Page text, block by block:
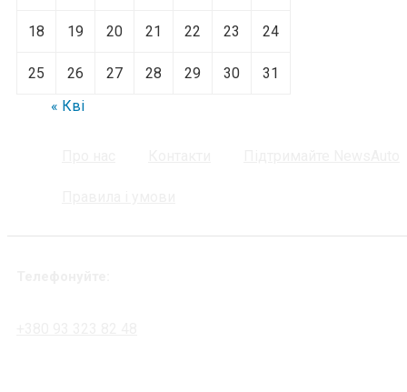
18 19 20 21 22 23 24
25 26 27 28 29 30
31
« Кві